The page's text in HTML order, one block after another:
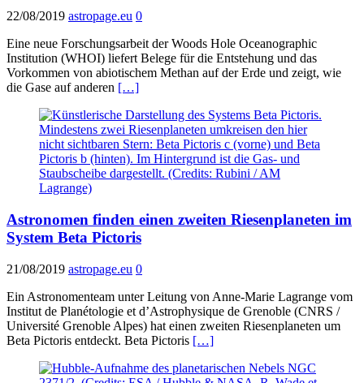
22/08/2019 astropage.eu 0
Eine neue Forschungsarbeit der Woods Hole Oceanographic
Institution (WHOI) liefert Belege für die Entstehung und das
Vorkommen von abiotischem Methan auf der Erde und zeigt, wie
die Gase auf anderen […]
Astronomen finden einen zweiten Riesenplaneten im
System Beta Pictoris
21/08/2019 astropage.eu 0
Ein Astronomenteam unter Leitung von Anne-Marie Lagrange vom
Institut de Planétologie et d’Astrophysique de Grenoble (CNRS /
Université Grenoble Alpes) hat einen zweiten Riesenplaneten um
Beta Pictoris entdeckt. Beta Pictoris […]